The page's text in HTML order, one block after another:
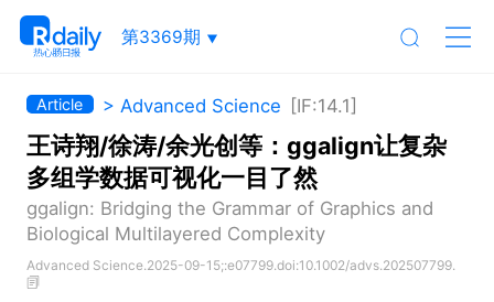
第3369期
Article > Advanced Science [IF:14.1]
王诗翔/徐涛/余光创等：ggalign让复杂
多组学数据可视化一目了然
ggalign: Bridging the Grammar of Graphics and
Biological Multilayered Complexity
Advanced Science.2025-09-15;:e07799.doi:10.1002/advs.202507799.